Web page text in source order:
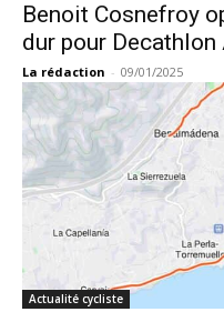
Benoit Cosnefroy
dur pour
La rédaction - 09/01/2025
Actualité cycliste